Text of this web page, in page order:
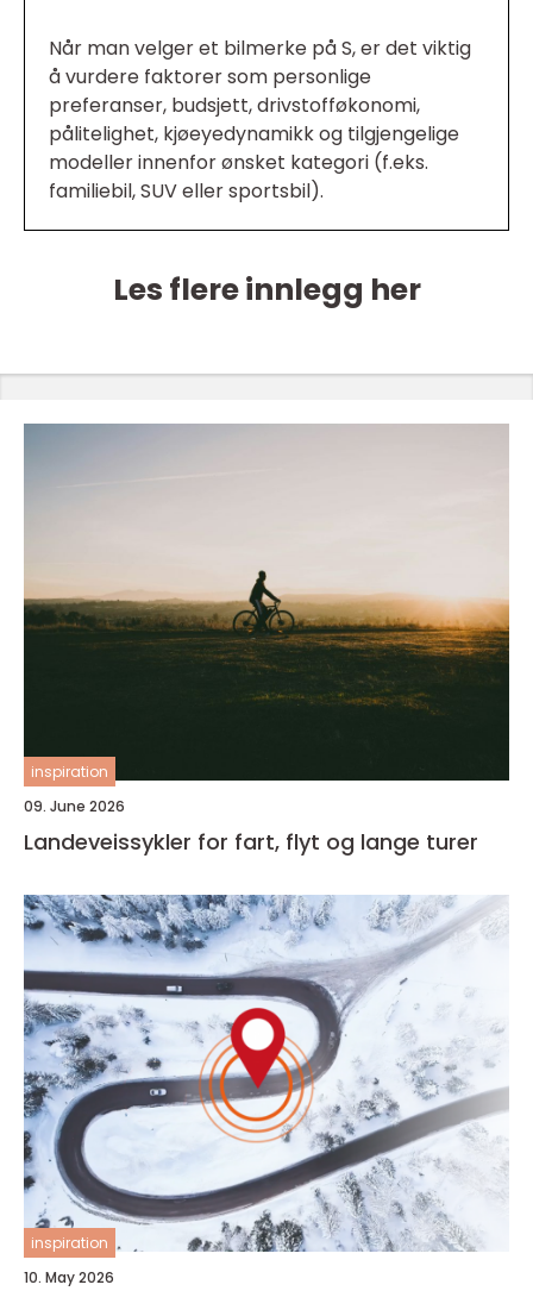
Når man velger et bilmerke på S, er det viktig
å vurdere faktorer som personlige
preferanser, budsjett, drivstofføkonomi,
pålitelighet, kjøeyedynamikk og tilgjengelige
modeller innenfor ønsket kategori (f.eks.
familiebil, SUV eller sportsbil).
Les flere innlegg her
inspiration
09. June 2026
Landeveissykler for fart, flyt og lange turer
inspiration
10. May 2026